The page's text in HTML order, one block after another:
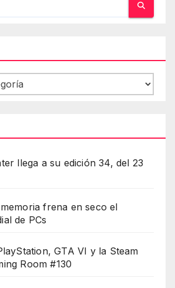
llega a su edición 34, del 23
frena en seco el
de PCs
GTA VI y la Steam
Room #130